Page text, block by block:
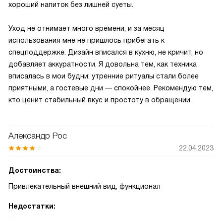
хороший напиток без лишней суеты.
Уход не отнимает много времени, и за месяц
использования мне не пришлось прибегать к
спецподдержке. Дизайн вписался в кухню, не кричит, но
добавляет аккуратности. Я довольна тем, как техника
вписалась в мои будни: утренние ритуалы стали более
приятными, а гостевые дни — спокойнее. Рекомендую тем,
кто ценит стабильный вкус и простоту в обращении.
Александр Рос
22.04.2023
Достоинства:
Привлекательный внешний вид, функционал
Недостатки: